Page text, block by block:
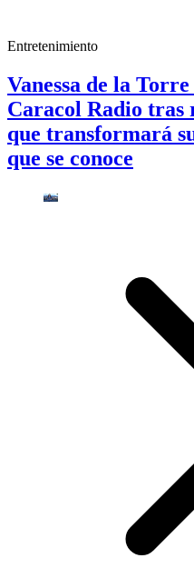
Entretenimiento
Vanessa de la
Caracol Radio tras
que transformará
que se conoce